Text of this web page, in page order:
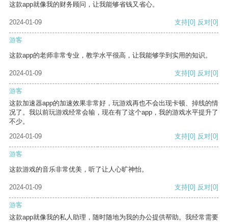
这款app就像我的财务顾问，让我能够省钱又省心。
2024-01-09 支持[0] 反对[0]
游客
这款app的老师非常专业，教学水平很高，让我能够学到实用的知识。
2024-01-09 支持[0] 反对[0]
游客
这款加速器app的加速效果非常好，玩游戏再也不会出现卡顿、掉线的情
况了。我以前玩游戏经常会输，现在有了这个app，我的游戏水平提升了
不少。
2024-01-09
支持[0] 反对[0]
游客
这款游戏的音乐非常优美，听了让人心旷神怡。
2024-01-09 支持[0] 反对[0]
游客
这款app就像我的私人助理，随时随地为我的办公提供帮助。我经常需要